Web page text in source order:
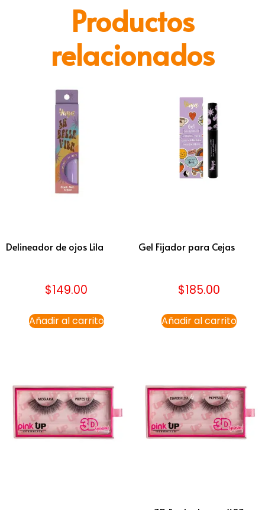
Productos
relacionados
Delineador de ojos Lila
$149.00
Añadir al carrito
Gel Fijador para Cejas
$185.00
Añadir al carrito